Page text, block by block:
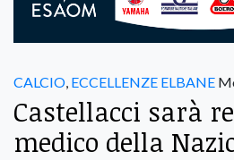
CALCIO ECCELLENZE ELBANE
Castellacci sarà
medico della